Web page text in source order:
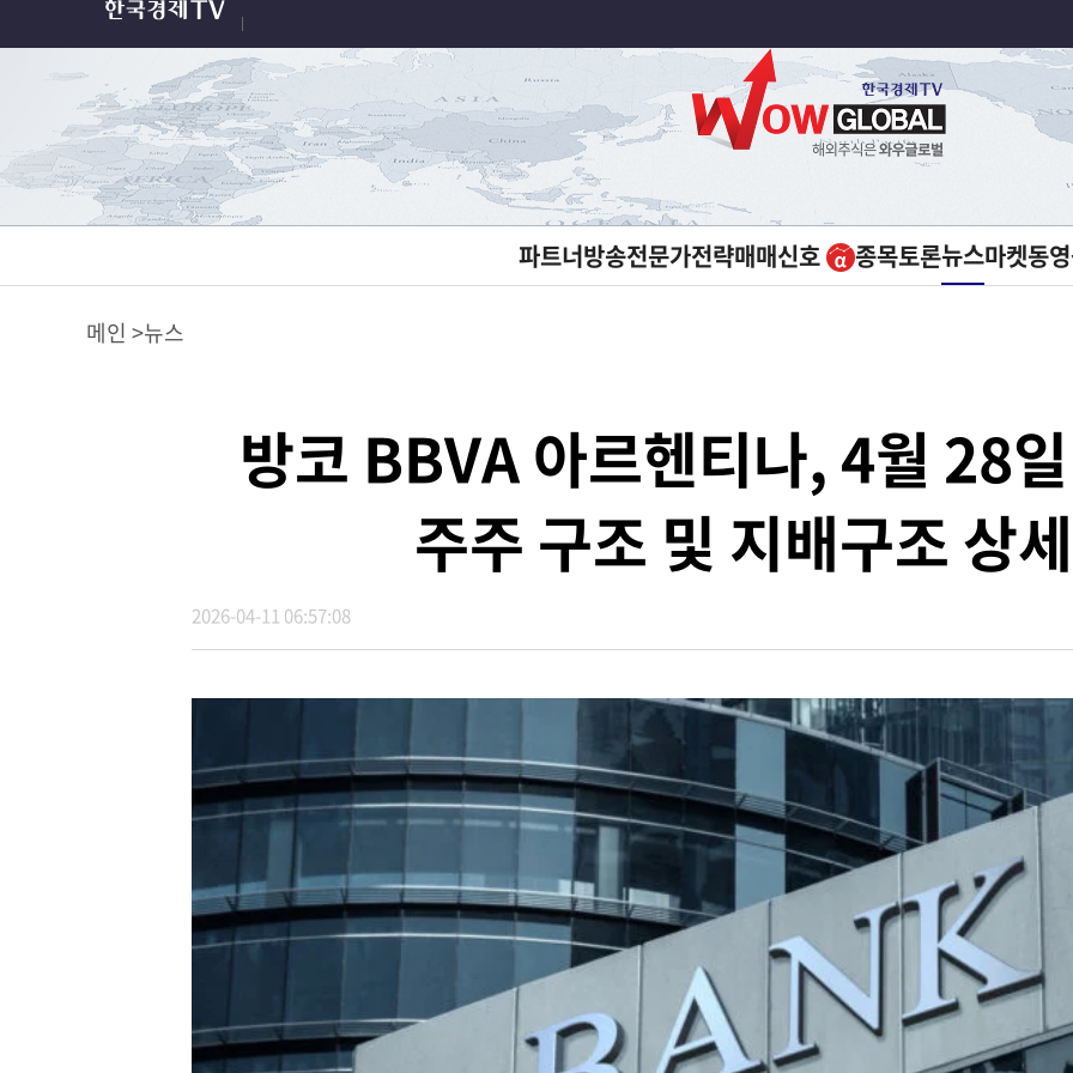
파트너방송전문가전략매매신호 종목토론뉴스마켓동
메인 뉴스
방코 BBVA 아르헨티나, 4월 28
주주 구조 및 지배구조 상
2026-04-11 06:57:08